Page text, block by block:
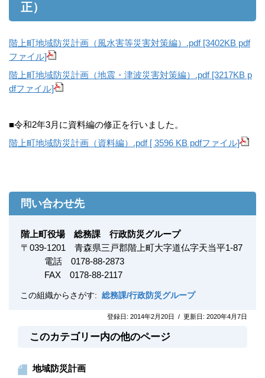
正）
階上町地域防災計画（風水害等災害対策編）.pdf [3402KB pdf
ファイル]
階上町地域防災計画（地震・津波災害対策編）.pdf [3217KB p
dfファイル]
■令和2年3月に資料編の修正を行いました。
階上町地域防災計画（資料編）.pdf [ 3596 KB pdfファイル]
問い合わせ先
階上町役場 総務課 行政防災グループ
〒 039-1201
青森県三戸郡階上町大字道仏字天当平1-87
電話 0178-88-2873
FAX 0178-88-2117
この組織からさがす: 総務課/行政防災グループ
登録日: 2014年2月20日 / 更新日: 2020年4月7日
このカテゴリー内の他のページ
地域防災計画